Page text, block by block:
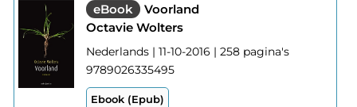
eBook
Voorland
Octavie Wolters
Nederlands | 11-10-2016 | 258 pagina's
9789026335495
Ebook (Epub)